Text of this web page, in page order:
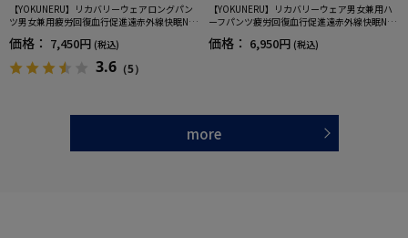
【YOKUNERU】リカバリーウェアロングパン
ツ男女兼用疲労回復血行促進遠赤外線快眠NA
NOMIX(R)【一般医療機器】SS～LLサイズ
価格： 7,450円 (税込)
3.6 （5）
【YOKUNERU】リカバリーウェア男女兼用ハ
ーフパンツ疲労回復血行促進遠赤外線快眠NA
NOMIX(R)【一般医療機器】SS～LLサイズ
価格： 6,950円 (税込)
more